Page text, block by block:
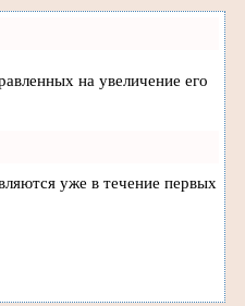
на увеличение его
уже в течение первых